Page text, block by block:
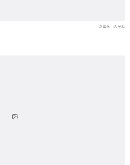
冨永 のぞみ